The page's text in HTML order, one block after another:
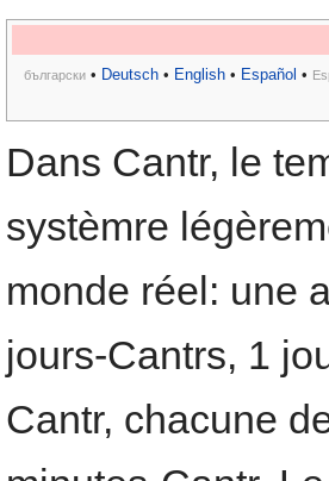
български• Deutsch• English• Español •
Dans Cantr, le
systèmre
monde réel: une
jours-Cantrs, 1
Cantr, chacune